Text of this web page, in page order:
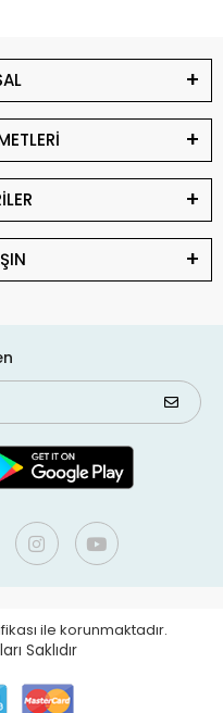
ile korunmaktadır.
Saklıdır